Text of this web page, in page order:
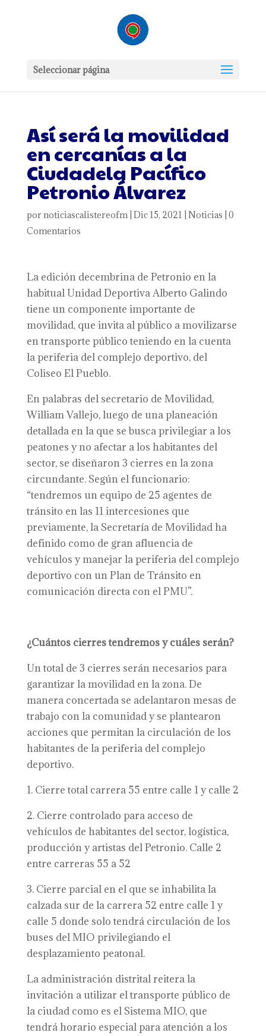
Seleccionar página
Así será la movilidad
en cercanías a la
Ciudadela Pacífico
Petronio Álvarez
por noticiascalistereofm| Dic 15, 2021 Noticias 0
Comentarios
La edición decembrina de Petronio en la
habitual Unidad Deportiva Alberto Galindo
tiene un componente importante de
movilidad, que invita al público a movilizarse
en transporte público teniendo en la cuenta
la periferia del complejo deportivo, del
Coliseo El Pueblo.
En palabras del secretario de Movilidad,
William Vallejo, luego de una planeación
detallada en la que se busca privilegiar a los
peatones y no afectar a los habitantes del
sector, se diseñaron 3 cierres en la zona
circundante. Según el funcionario:
“tendremos un equipo de 25 agentes de
tránsito en las 11 intercesiones que
previamente, la Secretaría de Movilidad ha
definido como de gran afluencia de
vehículos y manejar la periferia del complejo
deportivo con un Plan de Tránsito en
comunicación directa con el PMU”.
¿Cuántos cierres tendremos y cuáles serán?
Un total de 3 cierres serán necesarios para
garantizar la movilidad en la zona. De
manera concertada se adelantaron mesas de
trabajo con la comunidad y se plantearon
acciones que permitan la circulación de los
habitantes de la periferia del complejo
deportivo.
1. Cierre total carrera 55 entre calle 1 y calle 2
2. Cierre controlado para acceso de
vehículos de habitantes del sector, logística,
producción y artistas del Petronio. Calle 2
entre carreras 55 a 52
3. Cierre parcial en el que se inhabilita la
calzada sur de la carrera 52 entre calle 1 y
calle 5 donde solo tendrá circulación de los
buses del MIO privilegiando el
desplazamiento peatonal.
La administración distrital reitera la
invitación a utilizar el transporte público de
la ciudad como es el Sistema MIO, que
tendrá horario especial para atención a los